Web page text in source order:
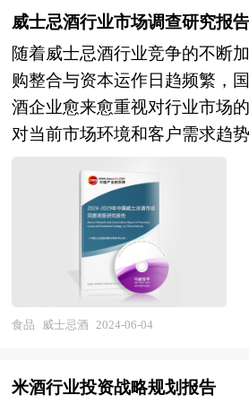
详细的阐述和深入的分析，着
进行详尽深入的分析，并根据
发展环境对乳粉行业潜在的风
析。最后提出研究者对乳粉行
投资决策者参考。
米深加工企业的一个共同特点
势。从发展预期看，未来通过
50~100亿规模的大型企业数量
研究咨询报告由中研普华咨询
量周密的市场调研基础上，主
局、国家商务部、中国行业研
种相关报刊杂志的基础信息等
料，首先分析了国内外玉米发
中国市场运营状况进行了细致
绍了细分市场的发展。随后，
经营、行业竞争格局等进行了
了行业发展趋势并提出投融资
对行业核心发展指标进行科学
威士忌酒行业市场调查研究报告
随着威士忌酒行业竞争的不断
购整合与资本运作日趋频繁，
酒企业愈来愈重视对行业市场
对当前市场环境和客户需求趋
以期提前占领市场，取得先发
一大批优秀品牌迅速崛起，逐
楚。中研普华利用多种独创的
士忌酒行业市场海量的数据进
工、分析、传递，为客户提供
和咨询服务，最大限度地降低
成本，把握投资机遇，提高企
一手市场数据，同时依据国家
食品 威士忌酒 2024-06-04
米酒行业投资战略规划报告